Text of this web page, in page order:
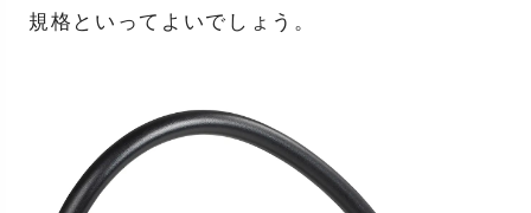
規格といってよいでしょう。